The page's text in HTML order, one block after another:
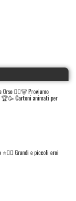
Orso 👱‍♀️🐻 Proviamo
🏆🥳 Cartoni animati per
⭐🦸‍♀️ Grandi e piccoli eroi